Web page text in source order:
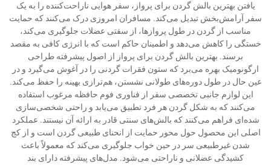
یافتن بهترین بالش گردن برای پرواز، سفر هوایی ناراحت‌کننده را به یک
سفر آرامش‌بخش تبدیل می‌کند. مسافران امروزی درک می‌کنند که حمایت
مناسب از گردن در طول پروازها، از سفتی عضلات جلوگیری می‌کند،
خستگی را کاهش می‌دهد و اطمینان حاکم است که با انرژی کافی به مقصد
برسند. بهترین بالش گردن برای پرواز از اصول پیشرفته طراحی
ارگونومیک بهره می‌برد که ستون فقرات گردنی را در آغوش می‌گیرد و در
عین حال در طول دوره‌های طولانی نشستن، هم‌ترازی بهینه را حفظ می‌کند.
این لوازم جانبی تخصصی سفر از فناوری فوم حافظه مرغوب استفاده
می‌کنند که به شکل گردن هر فرد تطبیق می‌یابد و راحتی شخصی‌سازی
شده‌ای فراهم می‌کنند که بالش‌های سنتی قادر به ارائه آن نیستند. عملکرد
اصلی این محصول حول محور حمایت از انحنای طبیعی گردن است و از کج
شدن غیرطبیعی سر در حین خواب جلوگیری می‌کند که معمولاً باعث
کشیدگی عضلانی و ناراحتی می‌شود. مدل‌های پیشرفته دارای بند